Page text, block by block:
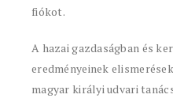
fiókot.
A hazai gazdaságban és
eredményeinek
magyar királyi udvari